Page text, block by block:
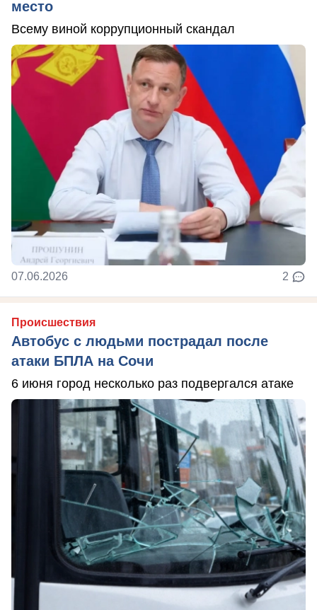
место
Всему виной коррупционный скандал
07.06.2026 2
Происшествия
Автобус с людьми пострадал после
атаки БПЛА на Сочи
6 июня город несколько раз подвергался атаке